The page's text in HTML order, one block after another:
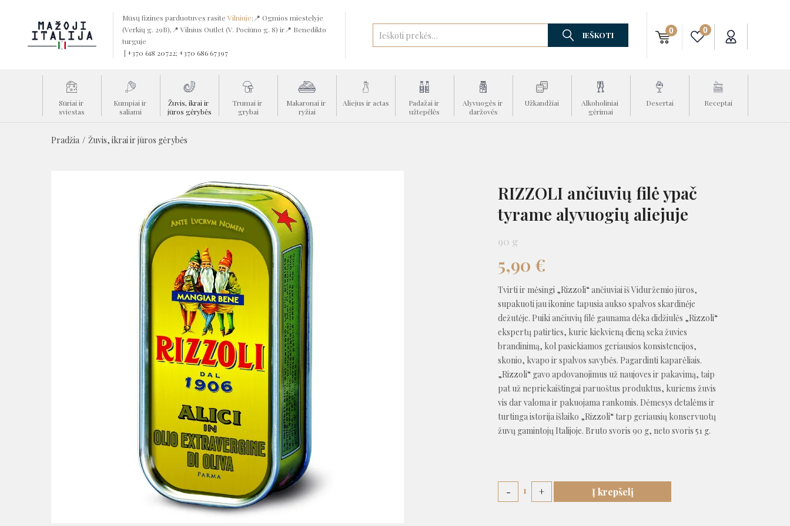
Mūsų fizines parduotuves rasiteVilniuje:📍 Ogmios miestelyje
(Verkių g. 29B),📍 Vilnius Outlet (V. Pociūno g. 8) ir📍 Benedikto
turguje
|+370 618 20722; +370 686 67397
IEŠKOTI 0 0
Sūriai ir
sviestas
Kumpiai ir
saliami
Žuvis, ikrai ir
jūros gėrybės
Trumai ir
grybai
Makaronai ir
ryžiai
Aliejus ir actas
Padažai ir
užtepėlės
Alyvuogės ir
daržovės
Užkandžiai
Alkoholiniai
gėrimai
Desertai Receptai
Pradžia Žuvis, ikrai ir jūros gėrybės
90 g
RIZZOLI ančiuvių filė ypač
tyrame alyvuogių aliejuje
5,90 €
Tvirti ir mėsingi „Rizzoli“ ančiuviai iš Viduržemio jūros,
supakuoti jau ikonine tapusia aukso spalvos skardinėje
dežutėje. Puiki ančiuvių filė gaunama dėka didžiulės „Rizzoli“
ekspertų patirties, kurie kiekvieną dieną seka žuvies
brandinimą, kol pasiekiamos geriausios konsistencijos,
skonio, kvapo ir spalvos savybės. Pagardinti kaparėliais.
„Rizzoli“ gavo apdovanojimus už naujoves ir pakavimą, taip
pat už nepriekaištingai paruoštus produktus, kuriems žuvis
vis dar valoma ir pakuojama rankomis. Dėmesys detalėms ir
turtinga istorija išlaiko „Rizzoli“ tarp geriausių konservuotų
žuvų gamintojų Italijoje. Bruto svoris 90 g, neto svoris 51 g.
- + Į krepšelį